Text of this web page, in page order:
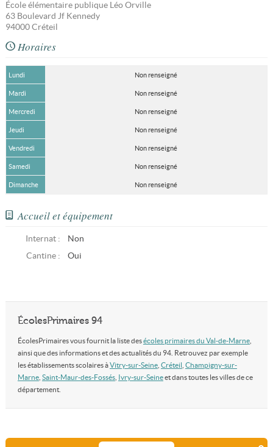
École élémentaire publique Léo Orville
63 Boulevard Jf Kennedy
94000 Créteil
Horaires
Lundi Non renseigné
Mardi Non renseigné
Mercredi Non renseigné
Jeudi Non renseigné
Vendredi Non renseigné
Samedi Non renseigné
Dimanche Non renseigné
Accueil et équipement
Internat :
Non
Cantine :
Oui
ÉcolesPrimaires 94
ÉcolesPrimaires vous fournit la liste desécoles primaires du Val-de-Marne,
ainsi que des informations et des actualités du 94. Retrouvez par exemple
les établissements scolaires àVitry-sur-Seine, Créteil Champigny-sur-
Marne, Saint-Maur-des-Fossés, Ivry-sur-Seineet dans toutes les villes de ce
département.